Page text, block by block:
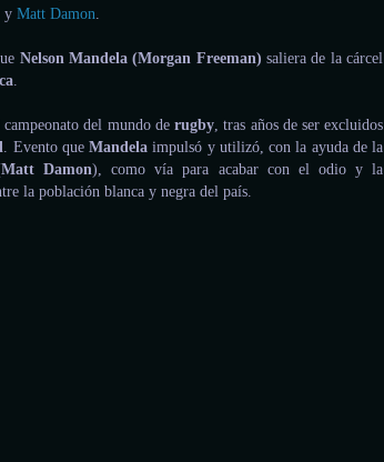
yMatt Damon
Nelson Mandela (Morgan Freeman) saliera de la cárcel
del mundo derugby , tras años de ser excluidos
. Evento queMandela impulsó y utilizó, con la ayuda de la
Damon), como vía para acabar con el odio y la
la población blanca y negra del país.